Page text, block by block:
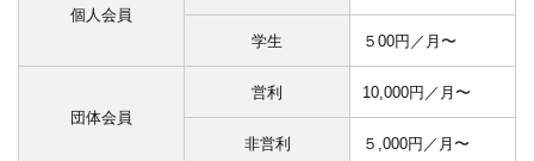
個人会員
学生 ５00円／月〜
団体会員
営利 10,000円／月〜
非営利 ５,000円／月〜